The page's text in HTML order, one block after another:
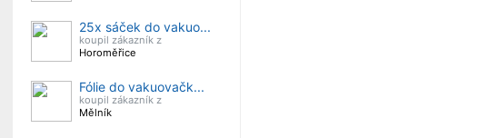
25x sáček do vakuo...
koupil zákazník z
Horoměřice
Fólie do vakuovačk...
koupil zákazník z
Mělník